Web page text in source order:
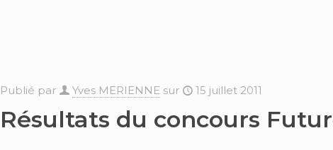
Publié par Yves MERIENNE sur 15 juillet 2011
Résultats du concours